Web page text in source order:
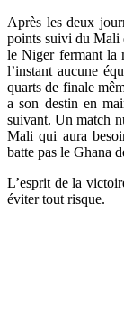
Après les deux
points suivi du Mali
le Niger fermant la
l’instant aucune
quarts de finale
a son destin en
suivant. Un match
Mali qui aura
batte pas le Ghana
L’esprit de la
éviter tout risque.